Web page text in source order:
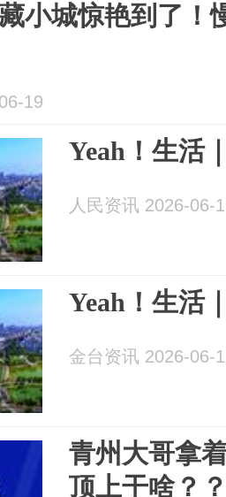
小城惊艳到了！
19
Yeah！生活
人民资讯 2026-06-
Yeah！生活
金台资讯 2026-06-
青州大哥拿
顶上干啥？